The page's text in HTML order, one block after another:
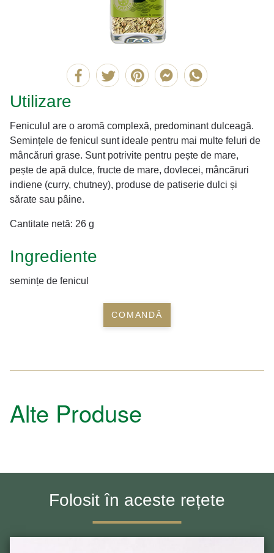
Utilizare
Feniculul are o aromă complexă, predominant dulceagă.
Semințele de fenicul sunt ideale pentru mai multe feluri de
mâncăruri grase. Sunt potrivite pentru pește de mare,
pește de apă dulce, fructe de mare, dovlecei, mâncăruri
indiene (curry, chutney), produse de patiserie dulci și
sărate sau pâine.
Cantitate netă: 26 g
Ingrediente
semințe de fenicul
COMANDĂ
Alte Produse
Folosit în aceste rețete